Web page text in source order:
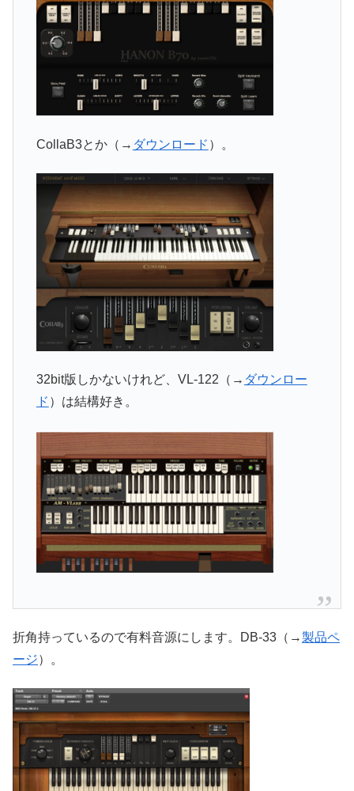
CollaB3とか（→ ダウンロード ）。
32bit版しかないけれど、VL-122（→ ダウンロー
ド ）は結構好き。
折角持っているので有料音源にします。DB-33（→製品ペ
ージ）。